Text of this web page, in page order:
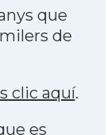
que
de
clic aquí.
es